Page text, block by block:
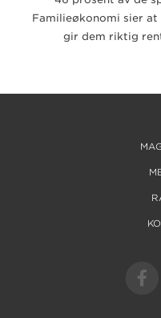
Familieøkonomi sier at
gir dem riktig